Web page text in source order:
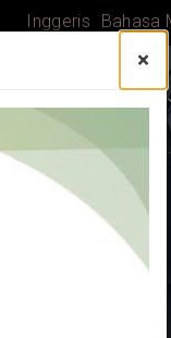
×
Inggeris Bahasa